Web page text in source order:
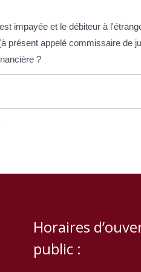
impayée et le débiteur à
présent appelé commissaire de
?
Horaires
public :